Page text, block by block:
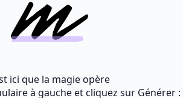
ici que la magie opère
à gauche et cliquez sur Générer :